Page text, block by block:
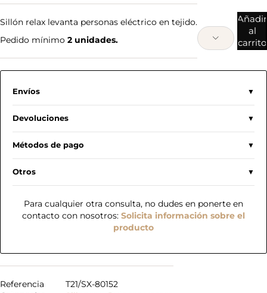
Sillón relax levanta personas eléctrico en tejido.
Pedido mínimo 2 unidades.
Añadir
al
carrito
Envíos
Devoluciones
Métodos de pago
Otros
Para cualquier otra consulta, no dudes en ponerte en
contacto con nosotros: Solicita información sobre el
producto
Referencia
T21/SX-80152